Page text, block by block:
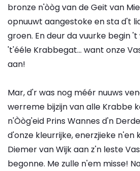
bronze n'òòg van de Geit van
opnuuwt aangestoke en sta d't
groen. En deur da vuurke begin
't'ééle Krabbegat… want onze
aan!
Mar, d'r was nog méér nuuws
werreme bijzijn van alle Krabbe
n'Òòg'eid Prins Wannes d'n
d'onze kleurrijke, enerzjieke n'en
Diemer van Wijk aan z'n leste
begonne. Me zulle n'em misse!